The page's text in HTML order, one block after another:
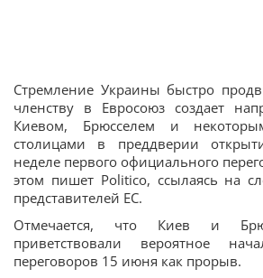
Стремление Украины быстро
членству в Евросоюз создает
Киевом, Брюсселем и
столицами в преддверии
неделе первого официального
этом пишет Politico, ссылаясь на
представителей ЕС.
Отмечается, что Киев и
приветствовали вероятное
переговоров 15 июня как прорыв.